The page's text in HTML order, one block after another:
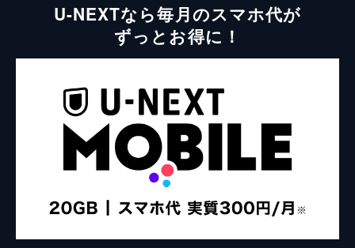
U-NEXTなら毎月のスマホ代が
ずっとお得に！